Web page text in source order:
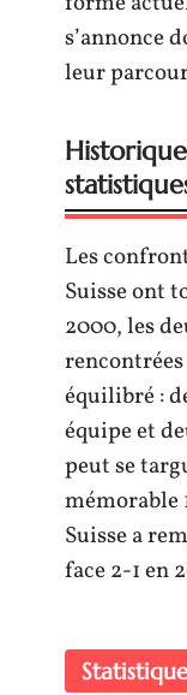
s’annonce
leur
Les
Suisse ont
2000, les
équilibré :
équipe et
peut se
mémorable
Suisse a
face 2-1 en